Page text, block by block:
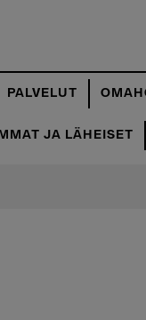
PALVELUT
JA LÄHEISET